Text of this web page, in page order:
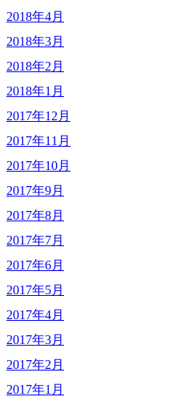
2018年4月
2018年3月
2018年2月
2018年1月
2017年12月
2017年11月
2017年10月
2017年9月
2017年8月
2017年7月
2017年6月
2017年5月
2017年4月
2017年3月
2017年2月
2017年1月